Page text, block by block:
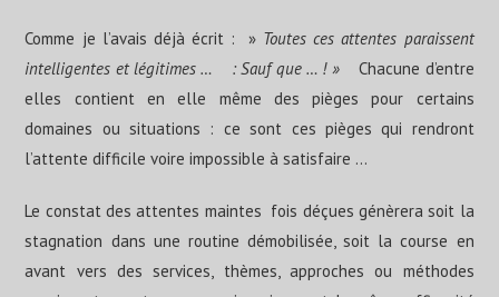
Comme je l’avais déjà écrit : » Toutes ces attentes paraissent
intelligentes et légitimes … : Sauf que … ! »Chacune d’entre
elles contient en elle même des pièges pour certains
domaines ou situations : ce sont ces pièges qui rendront
l’attente difficile voire impossible à satisfaire …
Le constat des attentes maintes fois déçues génèrera soit la
stagnation dans une routine démobilisée, soit la course en
avant vers des services, thèmes, approches ou méthodes